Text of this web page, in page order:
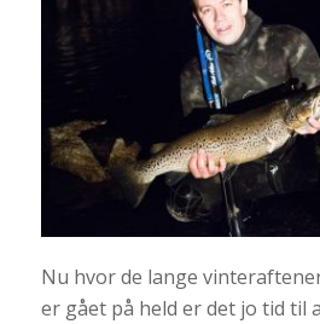
Nu hvor de lange
er gået på held er det jo tid til